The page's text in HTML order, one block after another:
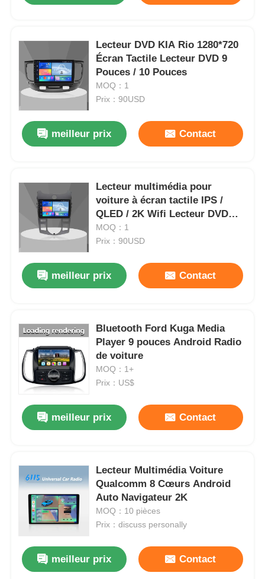
Lecteur DVD KIA Rio 1280*720
Écran Tactile Lecteur DVD 9
Pouces / 10 Pouces
MOQ：1
Prix：90USD
meilleur prix Contact
Lecteur multimédia pour
voiture à écran tactile IPS /
QLED / 2K Wifi Lecteur DVD
pour voiture pour KIA FORTE
2009 - 2012
MOQ：1
Prix：90USD
meilleur prix Contact
Bluetooth Ford Kuga Media
Player 9 pouces Android Radio
de voiture
MOQ：1+
Prix：US$
meilleur prix Contact
Lecteur Multimédia Voiture
Qualcomm 8 Cœurs Android
Auto Navigateur 2K
MOQ：10 pièces
Prix：discuss personally
meilleur prix Contact